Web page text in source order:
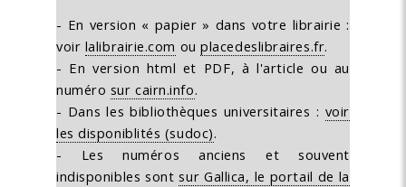
- En version « papier » dans votre librairie :
voir lalibrairie.com ouplacedeslibraires.fr.
- En version html et PDF, à l'article ou au
numéro sur cairn.info.
- Dans les bibliothèques universitaires : voir
les disponiblités (sudoc).
- Les numéros anciens et souvent
indisponibles sontsur Gallica, le portail de la